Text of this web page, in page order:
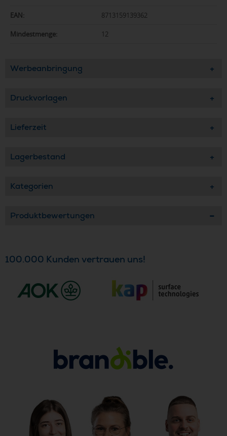
EAN: 8713159139362
Mindestmenge: 12
Werbeanbringung
Druckvorlagen
Lieferzeit
Lagerbestand
Kategorien
Produktbewertungen
100.000 Kunden vertrauen uns!